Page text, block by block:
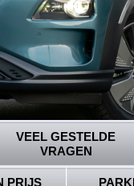
VEEL GESTELDE
VRAGEN
PRIJS